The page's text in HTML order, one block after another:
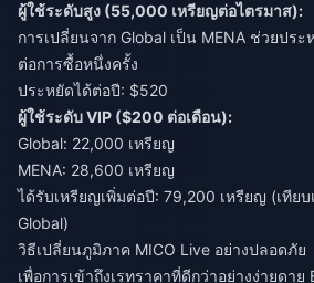
ผู้ใช้ระดับสูง (55,000 เหรียญต่อไตรมาส):
การเปลี่ยนจาก Global เป็น MENA ช่วยปร
ต่อการซื้อหนึ่งครั้ง
ประหยัดได้ต่อปี: $520
ผู้ใช้ระดับ VIP ($200 ต่อเดือน):
Global: 22,000 เหรียญ
MENA: 28,600 เหรียญ
ได้รับเหรียญเพิ่มต่อปี: 79,200 เหรียญ (เทีย
Global)
วิธีเปลี่ยนภูมิภาค MICO Live อย่างปลอดภัย
เพื่อการเข้าถึงเรทราคาที่ดีกว่าอย่างง่ายดาย